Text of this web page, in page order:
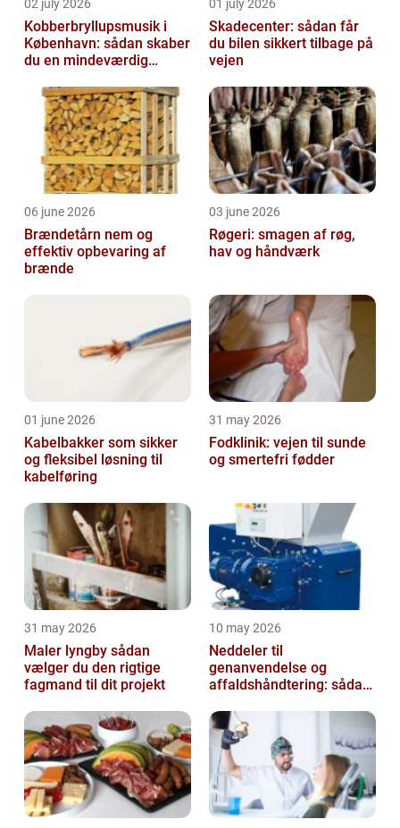
02 july 2026
Kobberbryllupsmusik i
København: sådan skaber
du en mindeværdig
01 july 2026
Skadecenter: sådan får
du bilen sikkert tilbage på
vejen
06 june 2026
Brændetårn nem og
effektiv opbevaring af
brænde
03 june 2026
Røgeri: smagen af røg,
hav og håndværk
01 june 2026
Kabelbakker som sikker
og fleksibel løsning til
kabelføring
31 may 2026
Fodklinik: vejen til sunde
og smertefri fødder
31 may 2026
Maler lyngby sådan
vælger du den rigtige
fagmand til dit projekt
10 may 2026
Neddeler til
genanvendelse og
affaldshåndtering: sådan